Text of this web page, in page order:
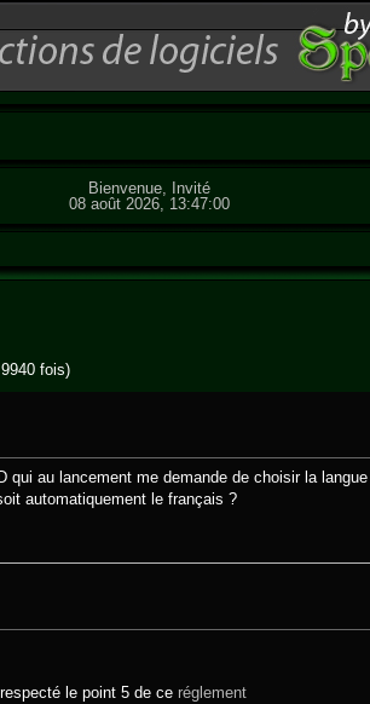
Bienvenue, Invité
08 août 2026, 13:47:00
fois)
qui au lancement me demande de choisir la
automatiquement le français ?
le point 5 de ce réglement